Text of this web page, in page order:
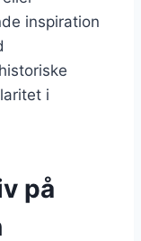
inspiration
i
på